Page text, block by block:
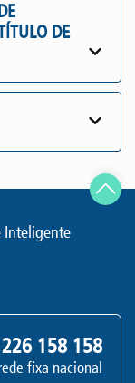
DE
226 158 158
fixa nacional